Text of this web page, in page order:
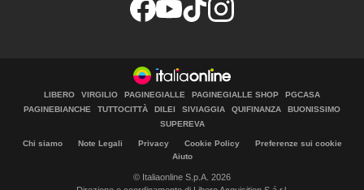
LIBERO VIRGILIO PAGINEGIALLE PAGINEGIALLE SHOP
PGCASA
PAGINEBIANCHE
TUTTOCITTÀ DILEI SIVIAGGIA QUIFINANZA
BUONISSIMO
SUPEREVA
Chi siamo Note Legali Privacy Cookie Policy
Preferenze sui cookie
Aiuto
© Italiaonline S.p.A. 2026